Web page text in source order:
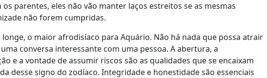
parentes, eles não vão manter laços estreitos se as mesmas
não forem cumpridas.
o maior afrodisíaco para Aquário. Não há nada que possa atrair
conversa interessante com uma pessoa. A abertura, a
e a vontade de assumir riscos são as qualidades que se encaixam
desse signo do zodíaco. Integridade e honestidade são essenciais